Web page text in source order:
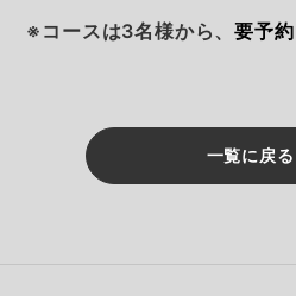
※コースは3名様から、要予約
一覧に戻る